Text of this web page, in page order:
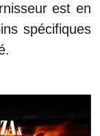
est en
spécifiques